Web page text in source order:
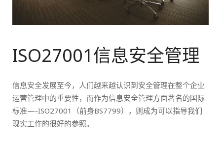
ISO27001信息安全管理
信息安全发展至今，人们越来越认识到安全管理在整个企业
运营管理中的重要性，而作为信息安全管理方面著名的国际
标准—-ISO27001（前身BS7799），则成为可以指导我们
现实工作的很好的参照。